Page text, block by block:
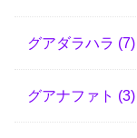
グアダラハラ (7)
グアナファト (3)